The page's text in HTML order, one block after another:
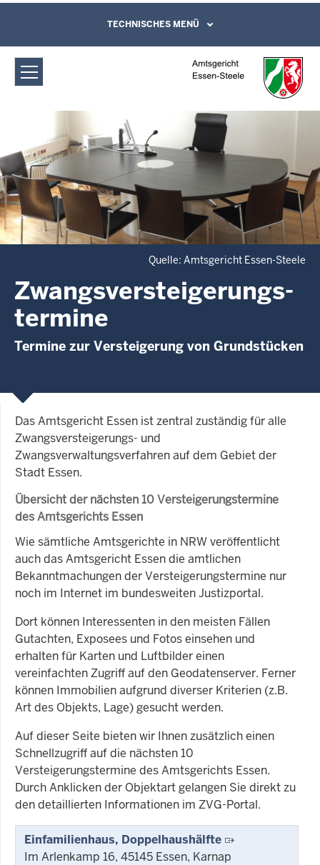
Amtsgericht Essen-Steele:
Zwangsversteigerungs­termine
Direkt zum Inhalt
Leichte Sprache, Gebärdensprachenvideo
und Kontaktformular
TECHNISCHES MENÜ
Quelle: Amtsgericht Essen-Steele
Zwangsversteigerungs­
termine
Termine zur Versteigerung von Grundstücken
Das Amtsgericht Essen ist zentral zuständig für alle
Zwangsversteigerungs- und
Zwangsverwaltungsverfahren auf dem Gebiet der
Stadt Essen.
Übersicht der nächsten 10 Versteigerungstermine
des Amtsgerichts Essen
Wie sämtliche Amtsgerichte in NRW veröffentlicht
auch das Amtsgericht Essen die amtlichen
Bekanntmachungen der Versteigerungstermine nur
noch im Internet im bundesweiten Justizportal.
Dort können Interessenten in den meisten Fällen
Gutachten, Exposees und Fotos einsehen und
erhalten für Karten und Luftbilder einen
vereinfachten Zugriff auf den Geodatenserver. Ferner
können Immobilien aufgrund diverser Kriterien (z.B.
Art des Objekts, Lage) gesucht werden.
Auf dieser Seite bieten wir Ihnen zusätzlich einen
Schnellzugriff auf die nächsten 10
Versteigerungstermine des Amtsgerichts Essen.
Durch Anklicken der Objektart gelangen Sie direkt zu
den detaillierten Informationen im ZVG-Portal.
Einfamilienhaus, Doppelhaushälfte
Im Arlenkamp 16, 45145 Essen, Karnap